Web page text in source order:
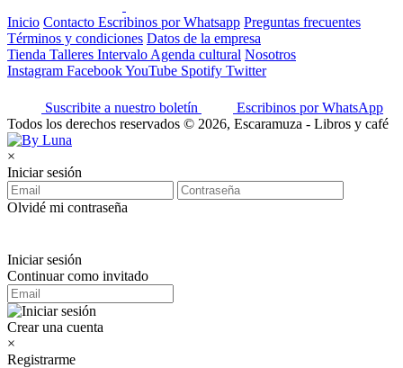
Inicio Contacto Escribinos por Whatsapp Preguntas frecuentes
Términos y condiciones Datos de la empresa
Tienda Talleres Intervalo Agenda cultural Nosotros
Instagram FacebookYouTube Spotify Twitter
Suscribite a nuestro boletín
Escribinos por WhatsApp
Todos los derechos reservados © 2026, Escaramuza - Libros y café
×
Iniciar sesión
Olvidé mi contraseña
Iniciar sesión
Continuar como invitado
Crear una cuenta
×
Registrarme